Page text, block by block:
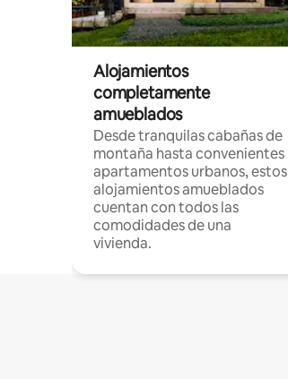
Alojamientos
completamente
amueblados
Desde tranquilas cabañas de
montaña hasta convenientes
apartamentos urbanos, estos
alojamientos amueblados
cuentan con todos las
comodidades de una
vivienda.